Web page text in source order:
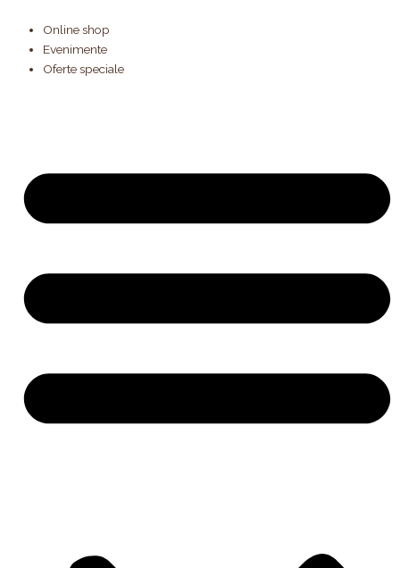
content
Online shop
Evenimente
Oferte speciale
search
Tort
Ghirlande